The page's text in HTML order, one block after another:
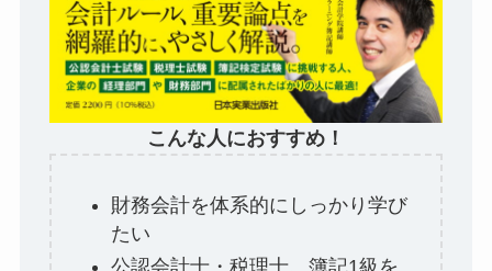
こんな人におすすめ！
財務会計を体系的にしっかり学び
たい